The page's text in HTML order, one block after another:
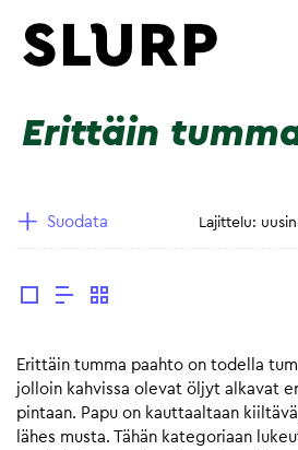
Erittäin
Suodata
Erittäin tumma paahto on todella
jolloin kahvissa olevat öljyt alkavat
pintaan. Papu on kauttaaltaan
lähes musta. Tähän kategoriaan